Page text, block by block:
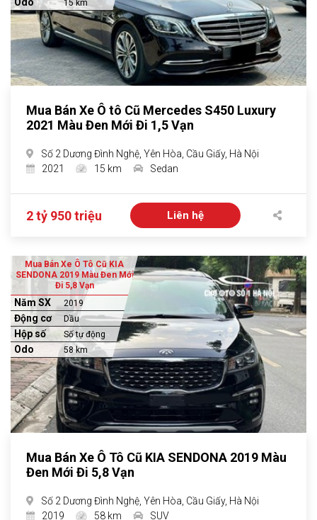
15 km
Mua Bán Xe Ô tô Cũ Mercedes S450 Luxury
2021 Màu Đen Mới Đi 1,5 Vạn
Số 2 Dương Đình Nghệ, Yên Hòa, Cầu Giấy, Hà Nội
2021
15 km Sedan
2 tỷ 950 triệu Liên hệ
Mua Bán Xe Ô Tô Cũ KIA
SENDONA 2019 Màu Đen Mới
Đi 5,8 Vạn
Năm SX 2019
Động cơ Dầu
Hộp số Số tự động
Odo 58 km
Mua Bán Xe Ô Tô Cũ KIA SENDONA 2019 Màu
Đen Mới Đi 5,8 Vạn
Số 2 Dương Đình Nghệ, Yên Hòa, Cầu Giấy, Hà Nội
2019
58 km SUV